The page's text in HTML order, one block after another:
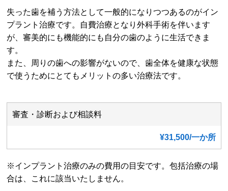
失った歯を補う方法として一般的になりつつあるのがイン
プラント治療です。自費治療となり外科手術を伴います
が、審美的にも機能的にも自分の歯のように生活できま
す。
また、周りの歯への影響がないので、歯全体を健康な状態
で使うためにとてもメリットの多い治療法です。
審査・診断および相談料
¥31,500/一か所
※インプラント治療のみの費用の目安です。包括治療の場
合は、これに該当いたしません。